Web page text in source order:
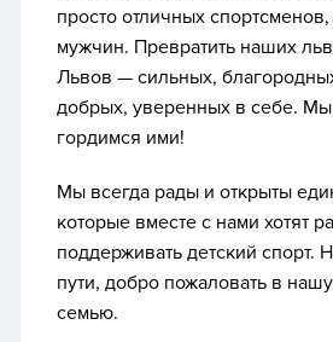
просто отличных
мужчин. Превратить наших
Львов — сильных,
добрых, уверенных в себе.
гордимся ими!
Мы всегда рады и открыты
которые вместе с нами хотят
поддерживать детский спорт.
пути, добро пожаловать в
семью.